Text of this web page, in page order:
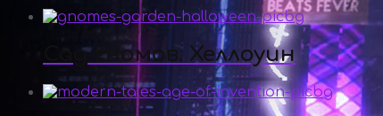
Сад гномов. Хеллоуин